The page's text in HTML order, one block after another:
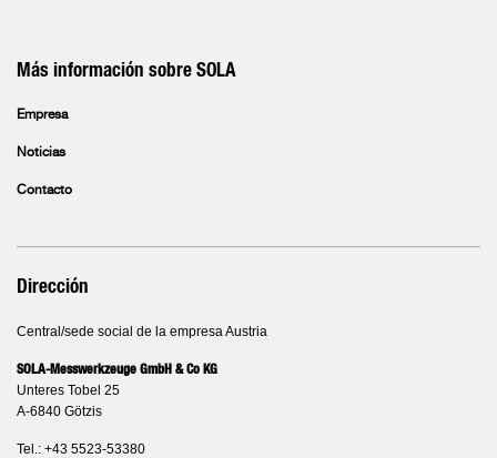
Más información sobre SOLA
Empresa
Noticias
Contacto
Dirección
Central/sede social de la empresa Austria
SOLA-Messwerkzeuge GmbH & Co KG
Unteres Tobel 25
A-6840 Götzis
Tel.: +43 5523-53380